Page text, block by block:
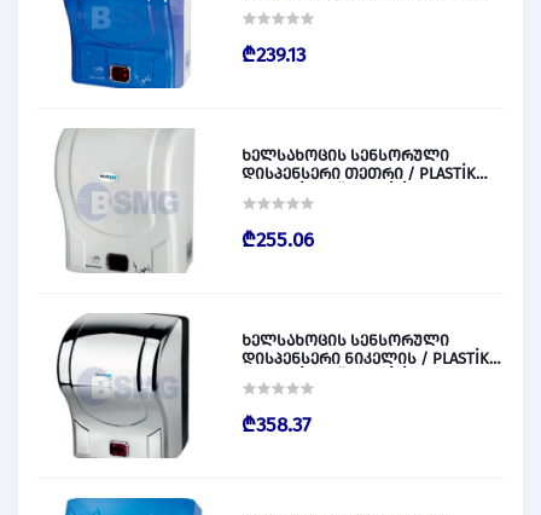
₾239.13
ხელსახოცის სენსორული
დისპენსერი თეთრი / PLASTİK
028829
₾255.06
ხელსახოცის სენსორული
დისპენსერი ნიკელის / PLASTİK
028830
₾358.37